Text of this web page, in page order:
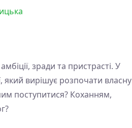
зради та пристрасті. У
який вирішує розпочати власну
поступитися? Коханням,